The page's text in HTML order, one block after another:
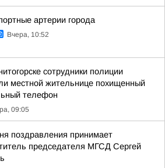
артерии города
Вчера, 10:52
сотрудники полиции
местной жительнице похищенный
телефон
09:05
поздравления принимает
председателя МГСД Сергей